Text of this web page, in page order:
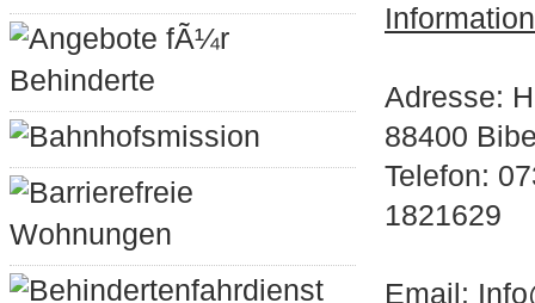
Angebote fÃ¼r
Behinderte
Bahnhofsmission
Barrierefreie
Wohnungen
Behindertenfahrdienst
Adresse:
88400
Telefon:
1821629
Email: